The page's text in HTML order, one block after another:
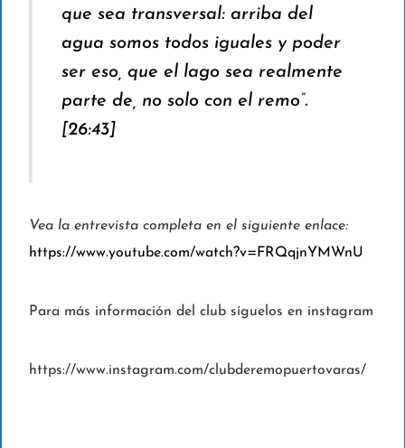
que sea transversal: arriba del
agua somos todos iguales y poder
ser eso, que el lago sea realmente
parte de, no solo con el remo”.
[26:43]
Vea la entrevista completa en el siguiente enlace:
https://www.youtube.com/watch?v=FRQqjnYMWnU
Para más información del club síguelos en instagram
https://www.instagram.com/clubderemopuertovaras/